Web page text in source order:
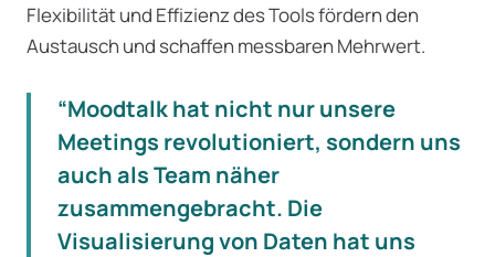
Flexibilität und Effizienz des Tools fördern den
Austausch und schaffen messbaren Mehrwert.
“Moodtalk hat nicht nur unsere
Meetings revolutioniert, sondern uns
auch als Team näher
zusammengebracht. Die
Visualisierung von Daten hat uns